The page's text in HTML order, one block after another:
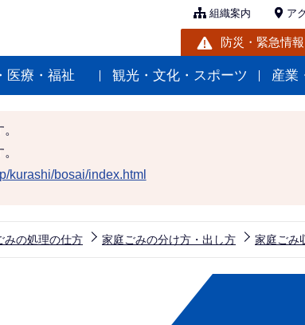
組織案内 ア
防災・緊急情報
医療・福祉 観光・文化・スポーツ 産業
kurashi/bosai/index.html
みの処理の仕方 家庭ごみの分け方・出し方 家庭ごみ